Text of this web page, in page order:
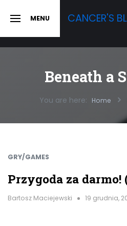
SLIDE MENU CANCER'S
Beneath a
You are here: Home
GRY/GAMES
Przygoda za darmo!
Bartosz Maciejewski 19 grudnia,